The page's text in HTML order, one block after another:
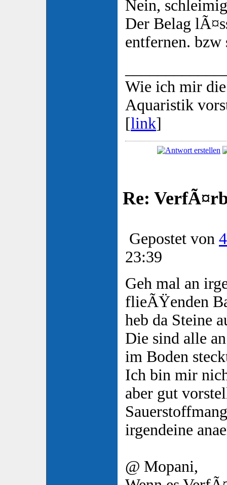
Nein,
Der Belag
entfernen. bzw
Wie ich mir
Aquaristik
[link]
Re:
Gepostet von
23:39
Geh mal an
flieÃŸenden
heb da Steine
Die sind alle
im Boden
Ich bin mir
aber gut
irgendeine
@ Mopani,